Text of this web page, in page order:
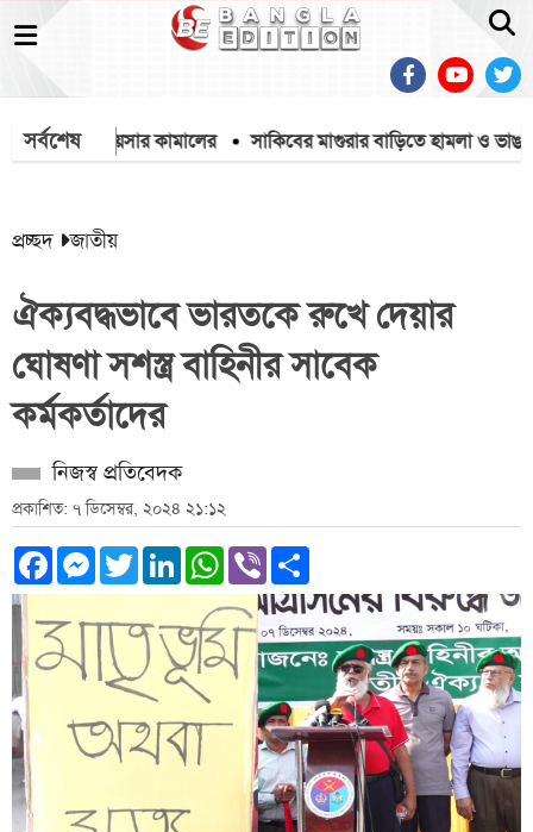
সর্বশেষকায়সার কামালের সাকিবের মাগুরার বাড়িতে হামলা ও ভাঙচুর
প্রচ্ছদ জাতীয়
ঐক্যবদ্ধভাবে ভারতকে রুখে দেয়ার
ঘোষণা সশস্ত্র বাহিনীর সাবেক
কর্মকর্তাদের
নিজস্ব প্রতিবেদক
প্রকাশিত: ৭ ডিসেম্বর, ২০২৪ ২১:১২
Facebook
Messenger
TwitterLinkedInWhatsApp
Viber